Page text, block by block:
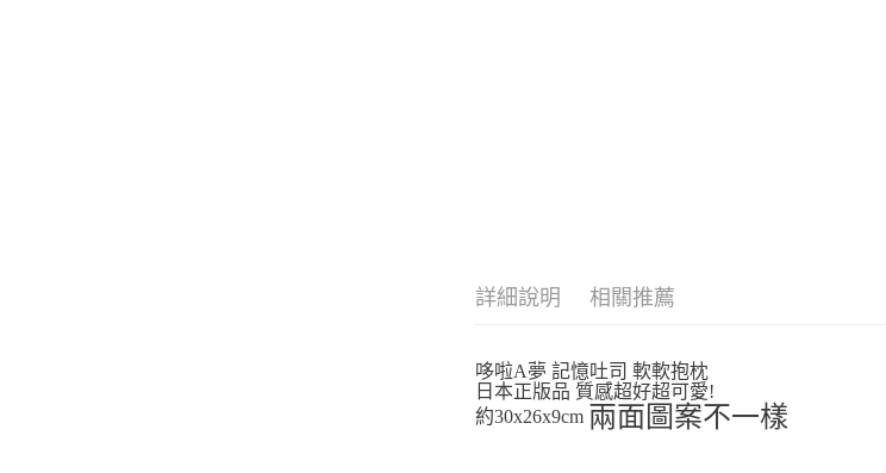
詳細說明 相關推薦
哆啦A夢 記憶吐司 軟軟抱枕
日本正版品 質感超好超可愛!
約30x26x9cm 兩面圖案不一樣